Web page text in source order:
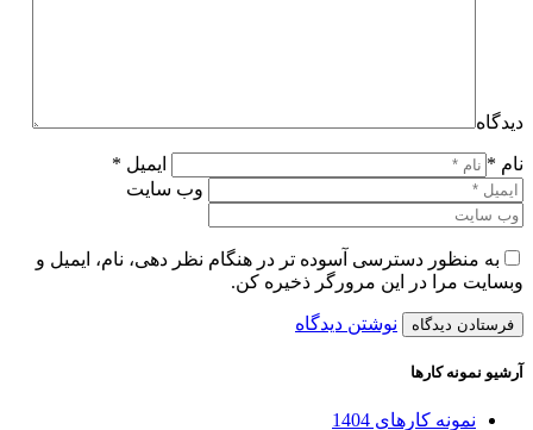
دیدگاه
نام *
ایمیل *
وب سایت
به منظور دسترسی آسوده تر در هنگام نظر دهی، نام، ایمیل و
وبسایت مرا در این مرورگر ذخیره کن.
نوشتن دیدگاه
آرشیو نمونه کارها
نمونه کارهای 1404